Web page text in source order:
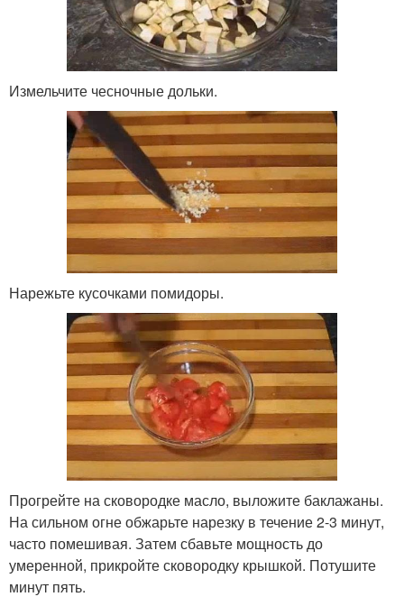
Измельчите чесночные дольки.
Нарежьте кусочками помидоры.
Прогрейте на сковородке масло, выложите баклажаны.
На сильном огне обжарьте нарезку в течение 2-3 минут,
часто помешивая. Затем сбавьте мощность до
умеренной, прикройте сковородку крышкой. Потушите
минут пять.